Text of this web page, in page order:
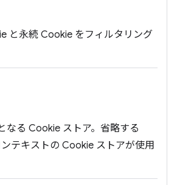
と永続 Cookie をフィルタリング
なる Cookie ストア。省略する
テキストの Cookie ストアが使用